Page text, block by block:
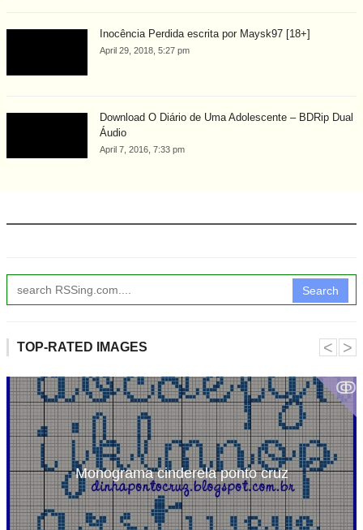
Inocência Perdida escrita por Maysk97 [18+]
April 29, 2018, 5:27 pm
Download O Diário de Uma Adolescente – BDRip Dual
Áudio
April 7, 2016, 7:33 pm
Search
TOP-RATED IMAGES
ↂ
Monograma cinderela ponto cruz
˂ ˃